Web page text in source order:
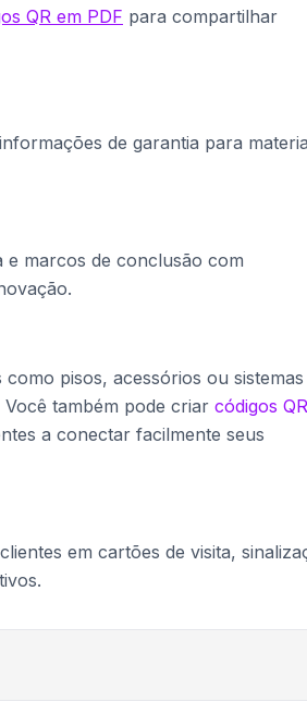
QR em PDF para compartilhar
de garantia para
e marcos de conclusão com
pisos, acessórios ou sistemas
também pode criar códigos
a conectar facilmente seus
em cartões de visita,